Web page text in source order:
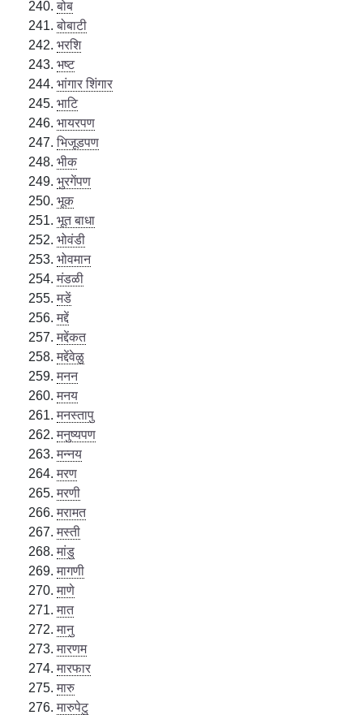
बोब
बोबाटी
भरशि
भष्ट
भांगार शिंगार
भाटि
भायरपण
भिजूडपण
भीक
भुरगेंपण
भूक
भूत बाधा
भोवंडी
भोवमान
मंडळी
मडें
मद्दें
मद्देंकत
मद्देंवेळु
मनन
मनय
मनस्तापु
मनुष्यपण
मन्नय
मरण
मरणी
मरामत
मस्ती
मांडु
मागणी
माणे
मात
मानु
मारणम
मारफार
मारु
मारुपेटु